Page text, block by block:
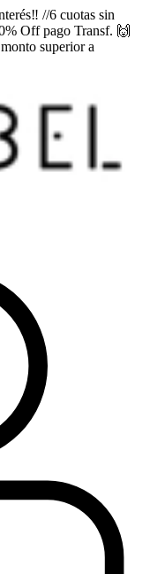
//6 cuotas sin
Off pago Transf. 🙌
superior a